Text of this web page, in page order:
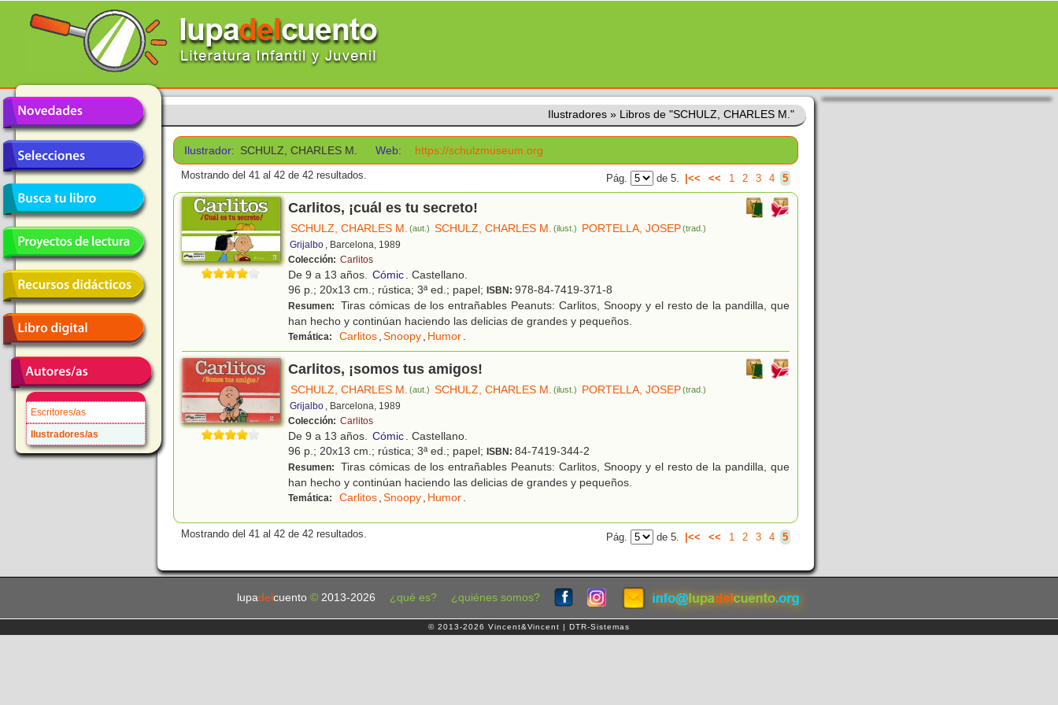
Escritores/as
Ilustradores/as
Ilustradores » Libros de "SCHULZ, CHARLES M."
Ilustrador: SCHULZ, CHARLES M. Web: https://schulzmuseum.org
Mostrando del 41 al 42 de 42 resultados. Pág. de 5. |<< << 1 2 3 4 5
Carlitos, ¡cuál es tu secreto!
SCHULZ, CHARLES M. (aut.) SCHULZ, CHARLES M. (ilust.) PORTELLA, JOSEP (trad.)
Grijalbo , Barcelona, 1989
Colección: Carlitos
De 9 a 13 años. Cómic. Castellano.
96 p.; 20x13 cm.; rústica; 3ª ed.; papel; ISBN: 978-84-7419-371-8
Resumen:
Tiras cómicas de los entrañables Peanuts: Carlitos, Snoopy y el resto de la pandilla, que
han hecho y continúan haciendo las delicias de grandes y pequeños.
Temática: Carlitos,Snoopy, Humor.
Carlitos, ¡somos tus amigos!
SCHULZ, CHARLES M. (aut.) SCHULZ, CHARLES M. (ilust.) PORTELLA, JOSEP (trad.)
Grijalbo , Barcelona, 1989
Colección: Carlitos
De 9 a 13 años. Cómic. Castellano.
96 p.; 20x13 cm.; rústica; 3ª ed.; papel; ISBN: 84-7419-344-2
Resumen:
Tiras cómicas de los entrañables Peanuts: Carlitos, Snoopy y el resto de la pandilla, que
han hecho y continúan haciendo las delicias de grandes y pequeños.
Temática: Carlitos,Snoopy, Humor.
Mostrando del 41 al 42 de 42 resultados. Pág. de 5. |<< << 1 2 3 4 5
lupadel cuento © 2013-2026 ¿qué es? ¿quiénes somos?
© 2013-2026 Vincent&Vincent | DTR-Sistemas